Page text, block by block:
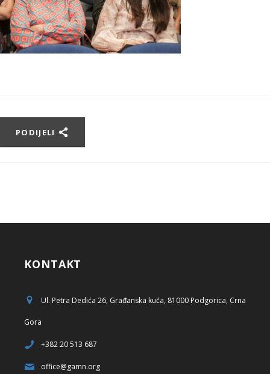
PODIJELI
KONTAKT
Ul. Petra Dedića 26, Građanska kuća, 81000 Podgorica, Crna
Gora
+382 20 513 687
office@gamn.org